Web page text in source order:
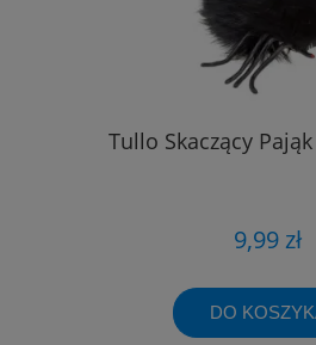
Tullo Skaczący
9,99 zł
DO